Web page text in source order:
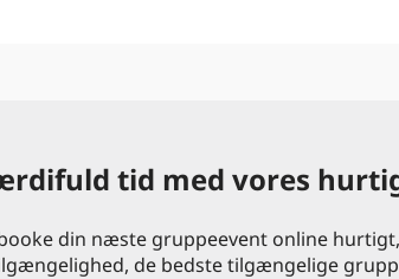
tid med vores
din næste gruppeevent online
de bedste tilgængelige